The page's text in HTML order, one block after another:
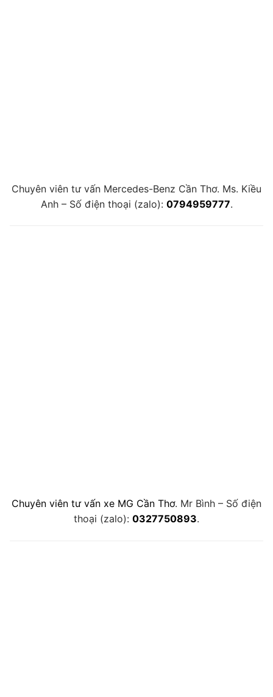
Chuyên viên tư vấn Mercedes-Benz Cần Thơ. Ms. Kiều
Anh – Số điện thoại (zalo): 0794959777.
Chuyên viên tư vấn xe MG Cần Thơ. Mr Bình – Số điện
thoại (zalo): 0327750893.